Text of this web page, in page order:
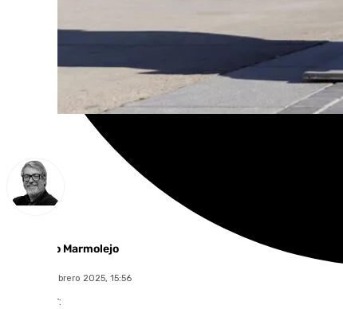
Francisco Marmolejo
viernes, 7 febrero 2025, 15:56
Compartir: